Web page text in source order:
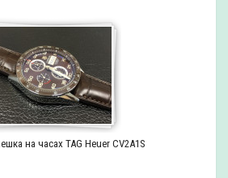
на часах TAG Heuer CV2A1S